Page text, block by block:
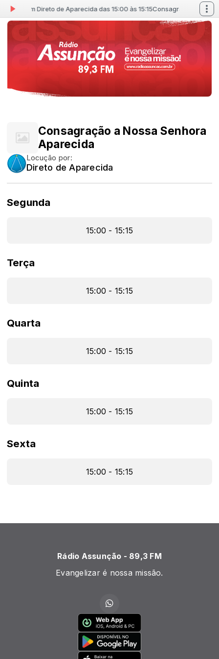
com Direto de Aparecida das 15:00 às 15:15Consagração a Nossa
Consagração a Nossa Senhora
Aparecida
Locução por:
Direto de Aparecida
Segunda
15:00 - 15:15
Terça
15:00 - 15:15
Quarta
15:00 - 15:15
Quinta
15:00 - 15:15
Sexta
15:00 - 15:15
Rádio Assunção - 89,3 FM
Evangelizar é nossa missão.